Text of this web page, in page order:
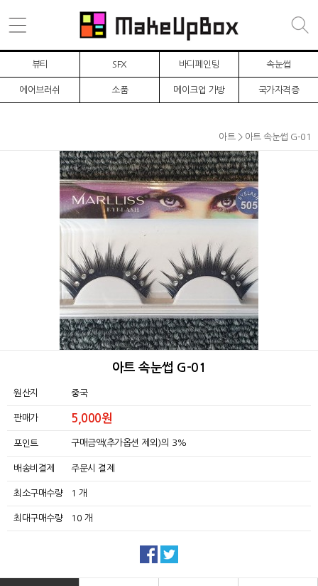
뷰티 SFX 바디페인팅 속눈썹
에어브러쉬 소품 메이크업 가방 국가자격증
아트 > 아트 속눈썹 G-01
아트 속눈썹 G-01
원산지 중국
판매가 5,000원
포인트 구매금액(추가옵션 제외)의 3%
배송비결제 주문시 결제
최소구매수량 1 개
최대구매수량 10 개